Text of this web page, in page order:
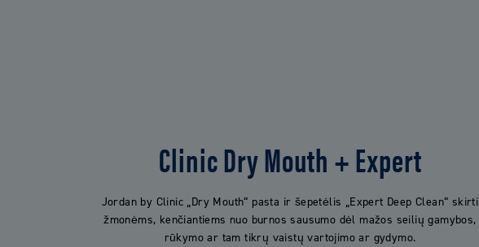
Clinic Dry Mouth + Expert
Jordan by Clinic „Dry Mouth“ pasta ir šepetėlis „Expert Deep Clean“ skirti
žmonėms, kenčiantiems nuo burnos sausumo dėl mažos seilių gamybos,
rūkymo ar tam tikrų vaistų vartojimo ar gydymo.